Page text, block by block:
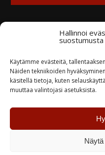
Hallinnoi
suostumusta
Käytämme evästeitä,
Näiden tekniikoiden
käsitellä tietoja, kuten
muuttaa valintojasi asetuksista.
Car System
Alumiiniverkko 25cm x